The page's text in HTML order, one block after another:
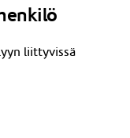
liittyvissä